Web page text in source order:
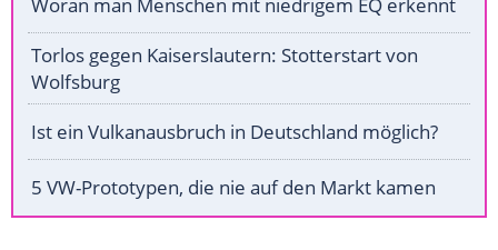
Woran man Menschen mit niedrigem EQ erkennt
Torlos gegen Kaiserslautern: Stotterstart von
Wolfsburg
Ist ein Vulkanausbruch in Deutschland möglich?
5 VW-Prototypen, die nie auf den Markt kamen